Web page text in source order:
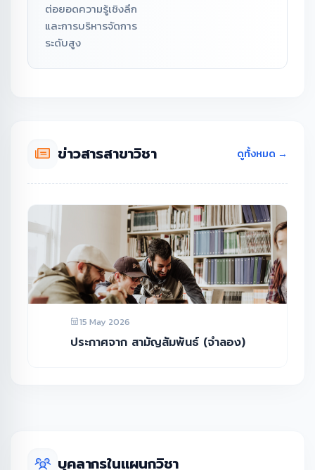
ต่อยอดความรู้เชิงลึก
และการบริหารจัดการ
ระดับสูง
ข่าวสารสาขาวิชา ดูทั้งหมด →
15 May 2026
ประกาศจาก สามัญสัมพันธ์ (จำลอง)
บุคลากรในแผนกวิชา